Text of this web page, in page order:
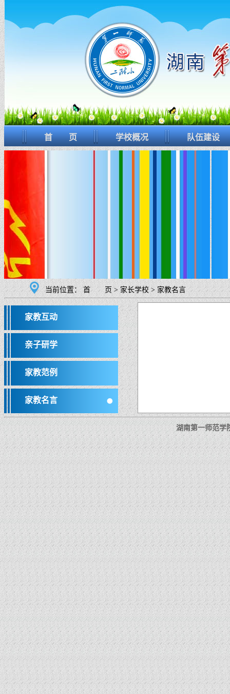
首 页 学校概况 队伍建设
当前位置：首 页 > 家长学校 > 家教名言
家教互动
亲子研学
家教范例
家教名言
湖南第一师范